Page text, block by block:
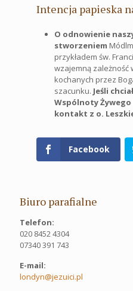
Intencja papieska
O odnowienie
stworzeniem
przykładem św.
wzajemną zależność
kochanych przez
szacunku. Jeśli
Wspólnoty Żywego
kontakt z o.
Facebook
Biuro parafialne
Telefon:
020 8452 4304
07340 391 743
E-mail:
londyn@jezuici.pl